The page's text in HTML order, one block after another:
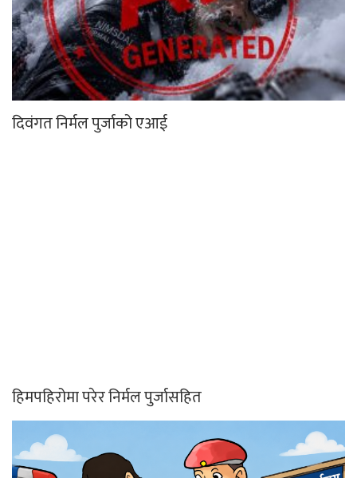
दिवंगत निर्मल पुर्जाको एआई
हिमपहिरोमा परेर निर्मल पुर्जासहित